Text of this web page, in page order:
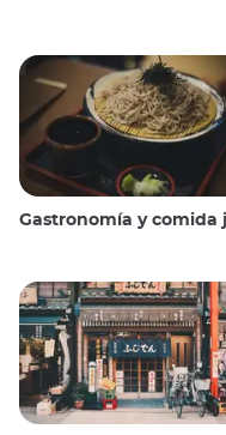
Gastronomía y comida